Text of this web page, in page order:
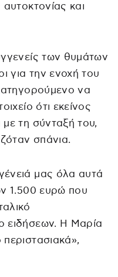
και
των θυμάτων
για την ενοχή του
να
ότι εκείνος
με τη σύνταξή του,
σπάνια.
μας όλα αυτά
1.500 ευρώ που
ειδήσεων. Η Μαρία